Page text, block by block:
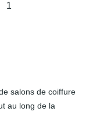
1
salons de coiffure
au long de la